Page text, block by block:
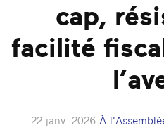
cap,
facilité
22 janv. 2026 À